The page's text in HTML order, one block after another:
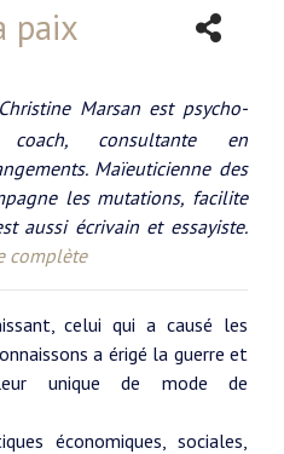
paix
Christine Marsan est psycho-
coach, consultante en
Maïeuticienne des
les mutations, facilite
aussi écrivain et essayiste.
complète
celui qui a causé les
a érigé la guerre et
unique de mode de
économiques, sociales,